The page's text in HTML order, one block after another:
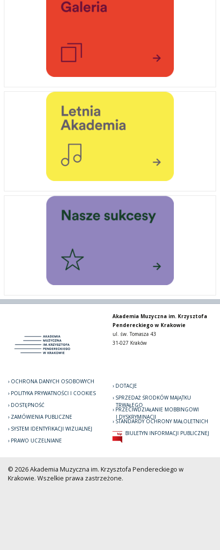
Akademia Muzyczna im. Krzysztofa
Pendereckiego w Krakowie
ul. św. Tomasza 43
31-027 Kraków
OCHRONA DANYCH OSOBOWYCH
POLITYKA PRYWATNOŚCI I COOKIES
DOSTĘPNOŚĆ
ZAMÓWIENIA PUBLICZNE
SYSTEM IDENTYFIKACJI WIZUALNEJ
PRAWO UCZELNIANE
DOTACJE
SPRZEDAŻ ŚRODKÓW MAJĄTKU
TRWAŁEGO
PRZECIWDZIAŁANIE MOBBINGOWI
I DYSKRYMINACJI
STANDARDY OCHRONY MAŁOLETNICH
BIULETYN INFORMACJI PUBLICZNEJ
© 2026 Akademia Muzyczna im. Krzysztofa Pendereckiego w
Krakowie. Wszelkie prawa zastrzeżone.